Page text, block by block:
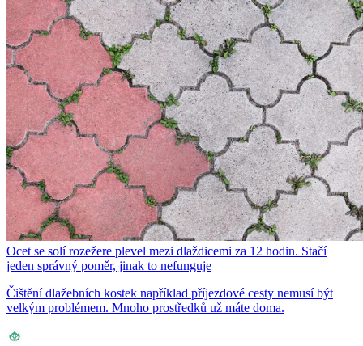
Ocet se solí rozežere plevel mezi dlaždicemi za 12 hodin. Stačí
jeden správný poměr, jinak to nefunguje
Čištění dlažebních kostek například příjezdové cesty nemusí být
velkým problémem. Mnoho prostředků už máte doma.